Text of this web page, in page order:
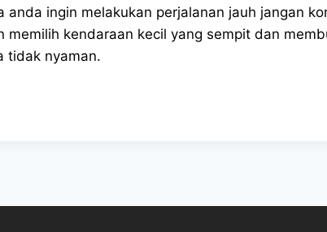
anda ingin melakukan perjalanan jauh jangan
memilih kendaraan kecil yang sempit dan
tidak nyaman.